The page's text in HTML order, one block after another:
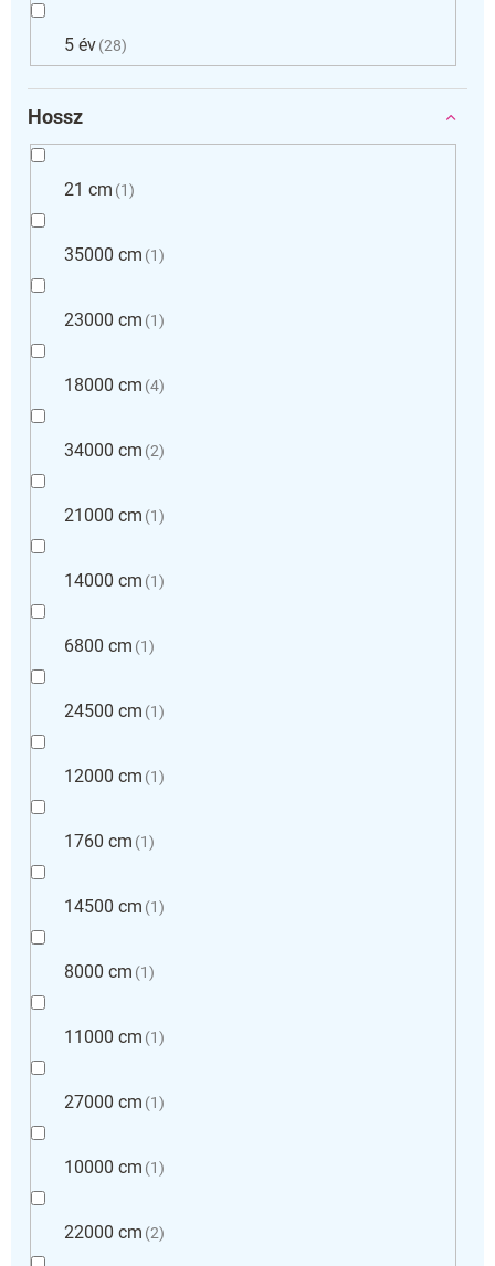
5 év 28
Hossz
21 cm 1
35000 cm 1
23000 cm 1
18000 cm 4
34000 cm 2
21000 cm 1
14000 cm 1
6800 cm 1
24500 cm 1
12000 cm 1
1760 cm 1
14500 cm 1
8000 cm 1
11000 cm 1
27000 cm 1
10000 cm 1
22000 cm 2